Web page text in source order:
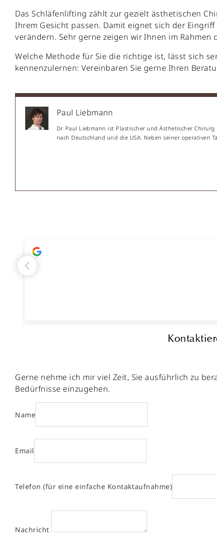
Das Schläfenlifting zählt zur gezielt ästhetischen
Ihrem Gesicht passen. Damit eignet sich der
verändern. Sehr gerne zeigen wir Ihnen im
Welche Methode für Sie die richtige ist, lässt sich
kennenzulernen: Vereinbaren Sie gerne Ihren
Paul Liebmann
Dr. Paul Liebmann ist Plastischer und Ästhetischer
nach Deutschland und die USA. Neben seiner
Gerne nehme ich mir viel Zeit, Sie ausführlich zu
Bedürfnisse einzugehen.
Name
Email
Telefon (für eine einfache Kontaktaufnahme)
Nachricht